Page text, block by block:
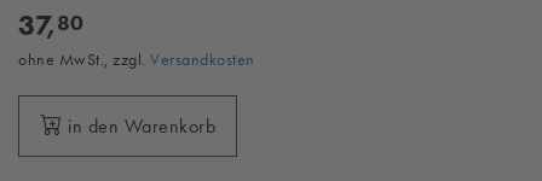
37,80
ohne MwSt., zzgl. Versandkosten
in den Warenkorb